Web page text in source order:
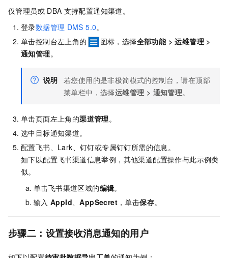
仅管理员或 DBA 支持配置通知渠道。
登录数据管理 DMS 5.0。
单击控制台左上角的
图标，选择全部功能>运维管理 >
通知管理。
说明 若您使用的是非极简模式的控制台，请在顶部
菜单栏中，选择运维管理 > 通知管理。
单击页面左上角的渠道管理。
选中目标通知渠道。
配置飞书、Lark、钉钉或专属钉钉所需的信息。
如下以配置飞书渠道信息举例，其他渠道配置操作与此示例类
似。
单击飞书渠道区域的编辑。
输入 AppId、AppSecret ，单击保存。
步骤二：设置接收消息通知的用户